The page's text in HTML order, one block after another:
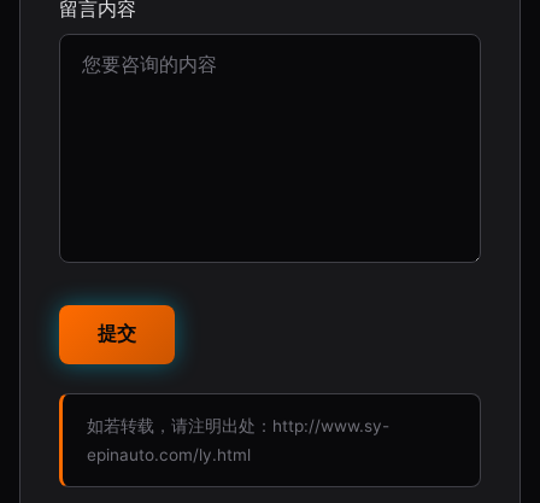
留言内容
如若转载，请注明出处：http://www.sy-
epinauto.com/ly.html